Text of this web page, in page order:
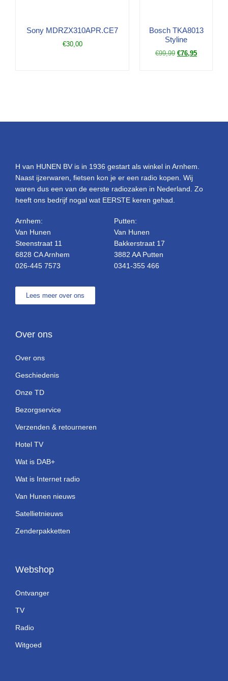
Sony MDRZX310APR.CE7
€30,00
Bosch TKA8013
Styline
€99,99 €76,95
H van HUNEN BV is in 1936 gestart als winkel in Arnhem.
Naast ijzerwaren, fietsen kon je er een radio kopen. Wij
waren dus een van de eerste radiozaken in Nederland. Zo
heeft ons bedrijf nogal wat EERSTE keren gehad.
Arnhem:
Van Hunen
Steenstraat 11
6828 CA Arnhem
026-445 7573
Putten:
Van Hunen
Bakkerstraat 17
3882 AA Putten
0341-355 466
Lees meer over ons
Over ons
Over ons
Geschiedenis
Onze TD
Bezorgservice
Verzenden & retourneren
Hotel TV
Wat is DAB+
Wat is Internet radio
Van Hunen nieuws
Satellietnieuws
Zenderpakketten
Webshop
Ontvanger
TV
Radio
Witgoed